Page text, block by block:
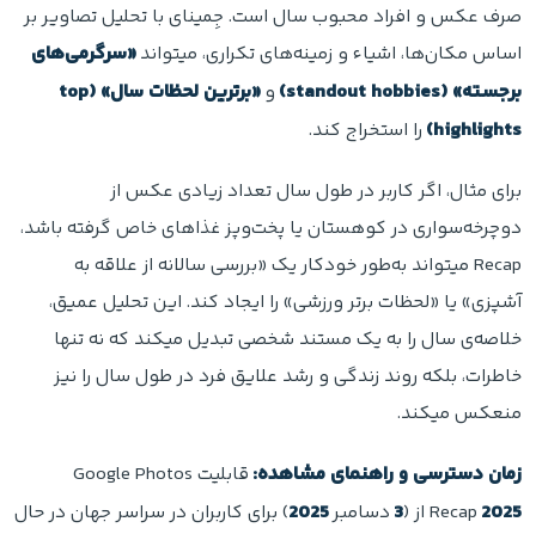
صرف عکس و افراد محبوب سال است. جِمینای با تحلیل تصاویر بر
اساس مکان‌ها، اشیاء و زمینه‌های تکراری، میتواند«سرگرمی‌های
برجسته» (standout hobbies)
و
«برترین لحظات سال» (top
highlights) را استخراج کند.
برای مثال، اگر کاربر در طول سال تعداد زیادی عکس از
دوچرخه‌سواری در کوهستان یا پخت‌وپز غذاهای خاص گرفته باشد،
Recap میتواند به‌طور خودکار یک «بررسی سالانه از علاقه به
آشپزی» یا «لحظات برتر ورزشی» را ایجاد کند. این تحلیل عمیق،
خلاصه‌ی سال را به یک مستند شخصی تبدیل میکند که نه تنها
خاطرات، بلکه روند زندگی و رشد علایق فرد در طول سال را نیز
منعکس میکند.
زمان دسترسی و راهنمای مشاهده:
قابلیت Google Photos
Recap 2025 از (3 دسامبر2025) برای کاربران در سراسر جهان در حال